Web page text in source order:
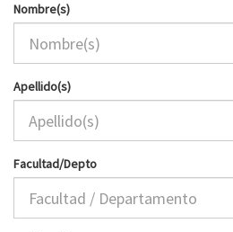
Nombre(s)
Apellido(s)
Facultad/Depto